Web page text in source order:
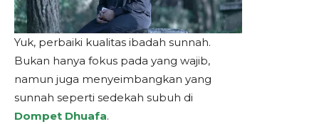
Yuk, perbaiki kualitas ibadah sunnah.
Bukan hanya fokus pada yang wajib,
namun juga menyeimbangkan yang
sunnah seperti sedekah subuh di
Dompet Dhuafa.